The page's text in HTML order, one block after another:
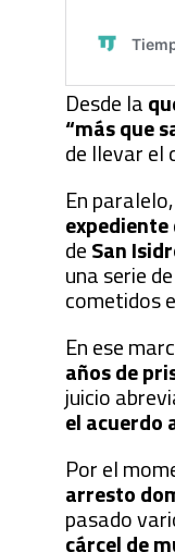
Desde la
“más que
de llevar el
En paralelo,
expediente
deSan
una serie de
cometidos
En ese
años de
juicio
el acuerdo
Por el
arresto
pasado
cárcel de